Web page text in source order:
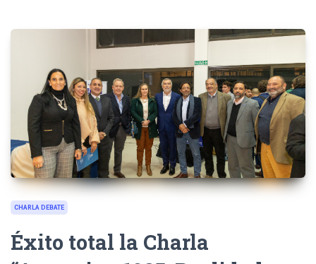
CHARLA DEBATE
Éxito total la Charla